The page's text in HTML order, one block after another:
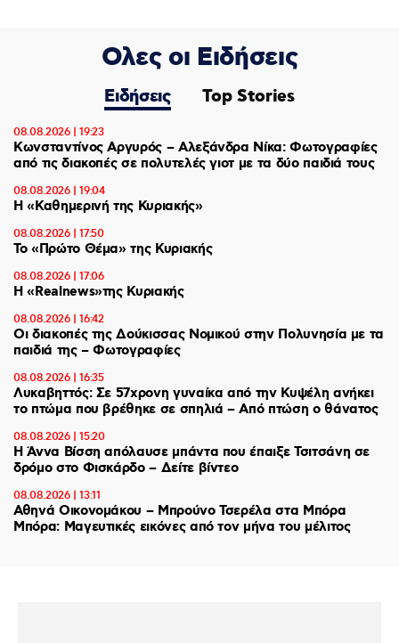
Ολες οι Ειδήσεις
Ειδήσεις Top Stories
08.08.2026 | 19:23
Κωνσταντίνος Αργυρός – Αλεξάνδρα Νίκα: Φωτογραφίες
από τις διακοπές σε πολυτελές γιοτ με τα δύο παιδιά τους
08.08.2026 | 19:04
H «Καθημερινή της Κυριακής»
08.08.2026 | 17:50
Το «Πρώτο Θέμα» της Κυριακής
08.08.2026 | 17:06
Η «Realnews»της Κυριακής
08.08.2026 | 16:42
Οι διακοπές της Δούκισσας Νομικού στην Πολυνησία με τα
παιδιά της – Φωτογραφίες
08.08.2026 | 16:35
Λυκαβηττός: Σε 57χρονη γυναίκα από την Κυψέλη ανήκει
το πτώμα που βρέθηκε σε σπηλιά – Από πτώση ο θάνατος
08.08.2026 | 15:20
Η Άννα Βίσση απόλαυσε μπάντα που έπαιξε Τσιτσάνη σε
δρόμο στο Φισκάρδο – Δείτε βίντεο
08.08.2026 | 13:11
Αθηνά Οικονομάκου – Μπρούνο Τσερέλα στα Μπόρα
Μπόρα: Mαγευτικές εικόνες από τον μήνα του μέλιτος